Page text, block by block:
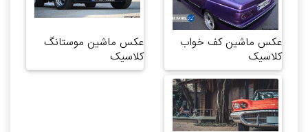
عکس ماشین کف خواب
کلاسیک
عکس ماشین موستانگ
کلاسیک